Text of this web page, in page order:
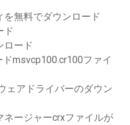
無料でダウンロード
ド
ロード
msvcp100.cr100ファイ
ェアドライバーのダウン
ージャーcrxファイルが